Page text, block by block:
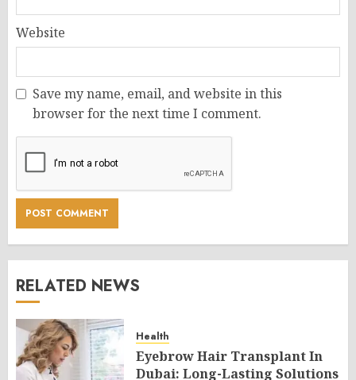
Website
Save my name, email, and website in this
browser for the next time I comment.
RELATED NEWS
Health
Eyebrow Hair Transplant In
Dubai: Long-Lasting Solutions